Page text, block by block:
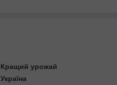
Кращий урожай
Україна